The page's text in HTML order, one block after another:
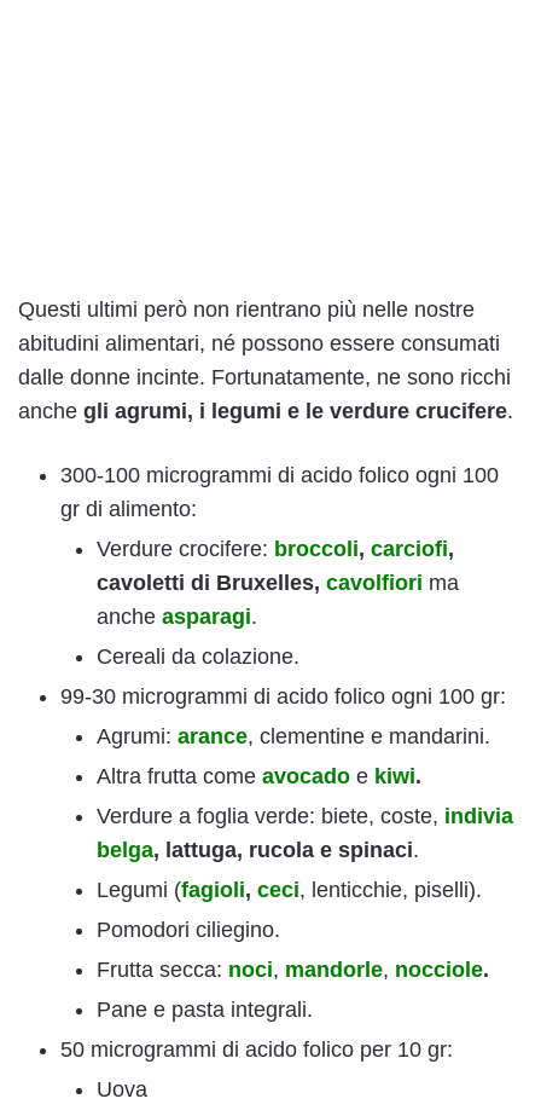
Questi ultimi però non rientrano più nelle nostre
abitudini alimentari, né possono essere consumati
dalle donne incinte. Fortunatamente, ne sono ricchi
anche gli agrumi, i legumi e le verdure crucifere.
300-100 microgrammi di acido folico ogni 100
gr di alimento:
Verdure crocifere: broccoli, carciofi,
cavoletti di Bruxelles, cavolfiori ma
anche asparagi.
Cereali da colazione.
99-30 microgrammi di acido folico ogni 100 gr:
Agrumi: arance, clementine e mandarini.
Altra frutta come avocado e kiwi.
Verdure a foglia verde: biete, coste, indivia
belga, lattuga, rucola e spinaci.
Legumi (fagioli, ceci, lenticchie, piselli).
Pomodori ciliegino.
Frutta secca: noci, mandorle, nocciole.
Pane e pasta integrali.
50 microgrammi di acido folico per 10 gr:
Uova